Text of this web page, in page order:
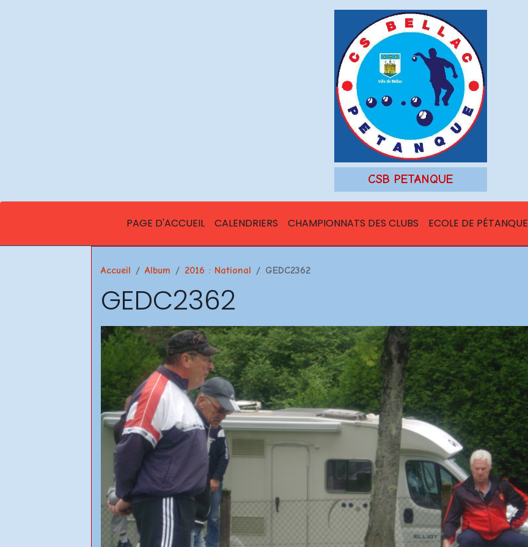
CSB PETANQUE
PAGE D'ACCUEIL CALENDRIERS CHAMPIONNATS DES CLUBS ECOLE DE PÉTANQUE
Accueil Album 2016 : National GEDC2362
GEDC2362